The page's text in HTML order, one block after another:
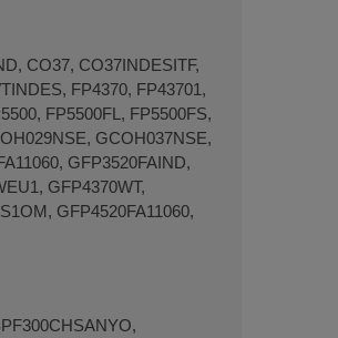
CO37, CO37INDESITF,
FP4370, FP43701,
FP5500FL, FP5500FS,
GCOH037NSE,
GFP3520FAIND,
GFP4370WT,
GFP4520FA11060,